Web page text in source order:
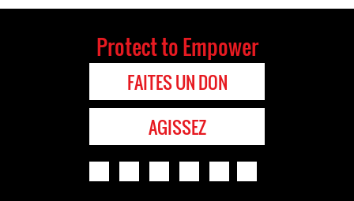
Protect to Empower
FAITES UN DON
AGISSEZ